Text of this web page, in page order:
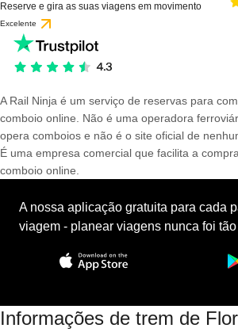
Reserve e gira as suas viagens em movimento
Excelente
A Rail Ninja é um serviço de reservas para
comboio online. Não é uma operadora
opera comboios e não é o site oficial de
É uma empresa comercial que facilita a
comboio online.
A nossa aplicação gratuita para cada
viagem - planear viagens nunca foi
Informações de trem de